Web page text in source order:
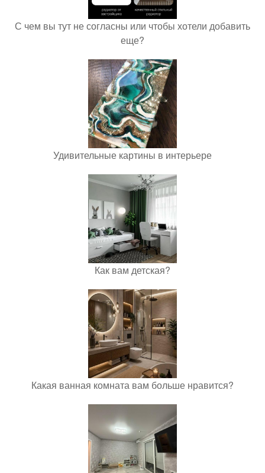
С чем вы тут не согласны или чтобы хотели добавить
еще?
Удивительные картины в интерьере
Как вам детская?
Какая ванная комната вам больше нравится?